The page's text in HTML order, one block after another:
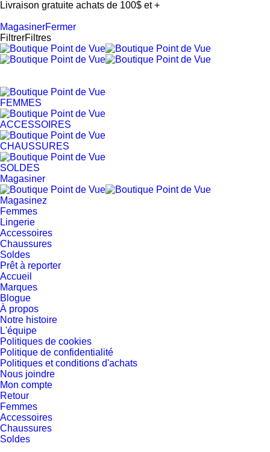
Livraison gratuite achats de 100$ et +
MagasinerFermer
FiltrerFiltres
FEMMES
ACCESSOIRES
CHAUSSURES
SOLDES
Magasiner
Magasinez
Femmes
Lingerie
Accessoires
Chaussures
Soldes
Prêt à reporter
Accueil
Marques
Blogue
À propos
Notre histoire
L'équipe
Politiques de cookies
Politique de confidentialité
Politiques et conditions d'achats
Nous joindre
Mon compte
Retour
Femmes
Accessoires
Chaussures
Soldes